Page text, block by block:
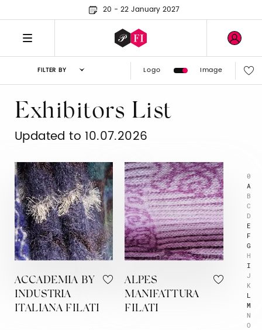
20 - 22 January 2027
FILTER BY Logo Image
0
A
B
C
D
E
F
G
H
I
J
K
L
M
N
O
Exhibitors List
Updated to 10.07.2026
ACCADEMIA BY
INDUSTRIA
ITALIANA FILATI
ALPES
MANIFATTURA
FILATI